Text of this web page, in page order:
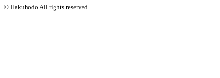
© Hakuhodo All rights reserved.